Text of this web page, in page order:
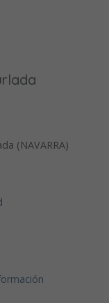
(NAVARRA)